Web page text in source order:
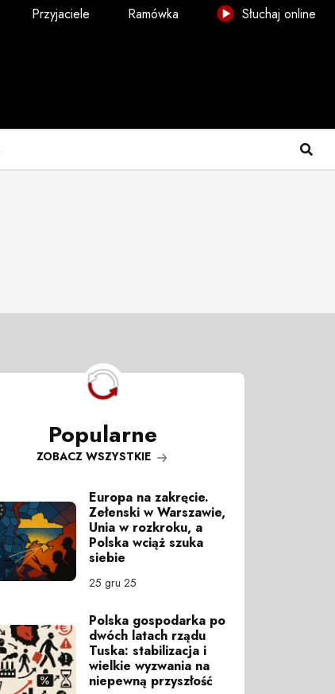
Przyjaciele Ramówka Słuchaj online
Popularne
ZOBACZ WSZYSTKIE
Europa na zakręcie.
Zełenski w Warszawie,
Unia w rozkroku, a
Polska wciąż szuka
siebie
25 gru 25
Polska gospodarka po
dwóch latach rządu
Tuska: stabilizacja i
wielkie wyzwania na
niepewną przyszłość